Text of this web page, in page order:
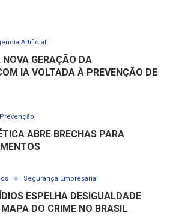
Artificial
GERAÇÃO DA
IA VOLTADA À PREVENÇÃO DE
Prevenção
ABRE BRECHAS PARA
Segurança Empresarial
ESPELHA DESIGUALDADE
DO CRIME NO BRASIL